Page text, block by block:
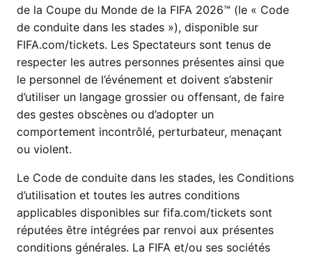
de la Coupe du Monde de la FIFA 2026™ (le « Code
de conduite dans les stades »), disponible sur
FIFA.com/tickets. Les Spectateurs sont tenus de
respecter les autres personnes présentes ainsi que
le personnel de l’événement et doivent s’abstenir
d’utiliser un langage grossier ou offensant, de faire
des gestes obscènes ou d’adopter un
comportement incontrôlé, perturbateur, menaçant
ou violent.
Le Code de conduite dans les stades, les Conditions
d’utilisation et toutes les autres conditions
applicables disponibles sur fifa.com/tickets sont
réputées être intégrées par renvoi aux présentes
conditions générales. La FIFA et/ou ses sociétés